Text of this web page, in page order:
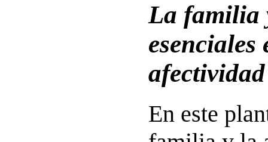
La familia
esenciales
En este